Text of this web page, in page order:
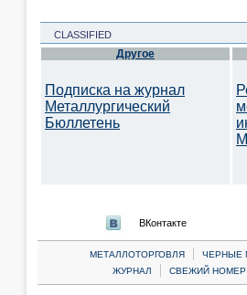
CLASSIFIED
Другое
Подписка на журнал
Металлургический
Бюллетень
ВКонтакте
МЕТАЛЛОТОРГОВЛЯ | ЧЕРНЫЕ
ЖУРНАЛ
| СВЕЖИЙ НОМЕР